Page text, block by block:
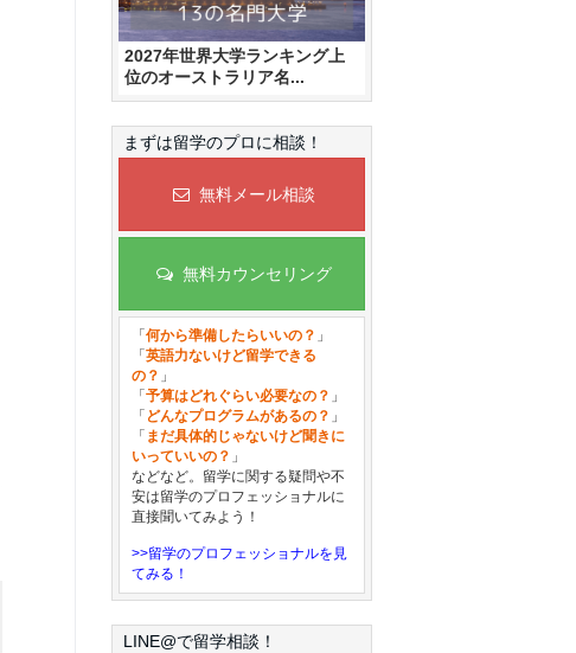
2027年世界大学ランキング上
位のオーストラリア名...
まずは留学のプロに相談！
無料メール相談
無料カウンセリング
「 何から準備したらいいの？ 」
「 英語力ないけど留学できる
の？ 」
「 予算はどれぐらい必要なの？ 」
「 どんなプログラムがあるの？ 」
「 まだ具体的じゃないけど聞きに
いっていいの？ 」
などなど。留学に関する疑問や不
安は留学のプロフェッショナルに
直接聞いてみよう！
>>留学のプロフェッショナルを見
てみる！
LINE@で留学相談！